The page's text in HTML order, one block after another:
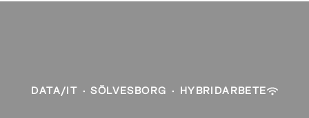
DATA/IT · SÖLVESBORG · HYBRIDARBETE